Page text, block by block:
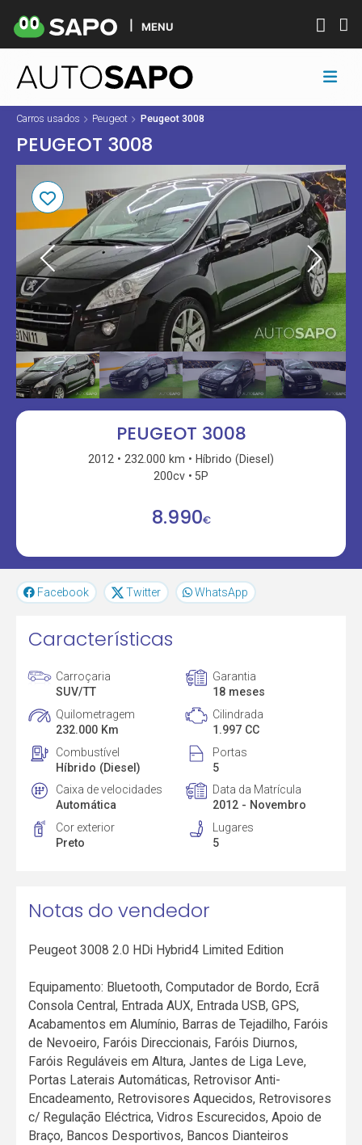
MENU
Carros usados Peugeot Peugeot 3008
PEUGEOT 3008
PEUGEOT 3008
2012 232.000 km
Híbrido (Diesel)
200cv
5P
8.990€
Facebook Twitter WhatsApp
Características
Carroçaria
SUV/TT
Garantia
18 meses
Quilometragem
232.000 Km
Cilindrada
1.997 CC
Combustível
Híbrido (Diesel)
Portas
5
Caixa de velocidades
Automática
Data da Matrícula
2012 - Novembro
Cor exterior
Preto
Lugares
5
Notas do vendedor
Peugeot 3008 2.0 HDi Hybrid4 Limited Edition
Equipamento: Bluetooth, Computador de Bordo, Ecrã
Consola Central, Entrada AUX, Entrada USB, GPS,
Acabamentos em Alumínio, Barras de Tejadilho, Faróis
de Nevoeiro, Faróis Direccionais, Faróis Diurnos,
Faróis Reguláveis em Altura, Jantes de Liga Leve,
Portas Laterais Automáticas, Retrovisor Anti-
Encadeamento, Retrovisores Aquecidos, Retrovisores
c/ Regulação Eléctrica, Vidros Escurecidos, Apoio de
Braço, Bancos Desportivos, Bancos Dianteiros